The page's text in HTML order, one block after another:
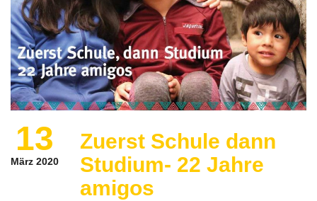
13
März 2020
Zuerst Schule dann
Studium- 22 Jahre
amigos